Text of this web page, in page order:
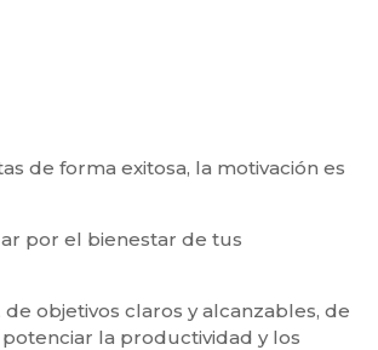
de forma exitosa, la motivación es
por el bienestar de tus
objetivos claros y alcanzables, de
la productividad y los